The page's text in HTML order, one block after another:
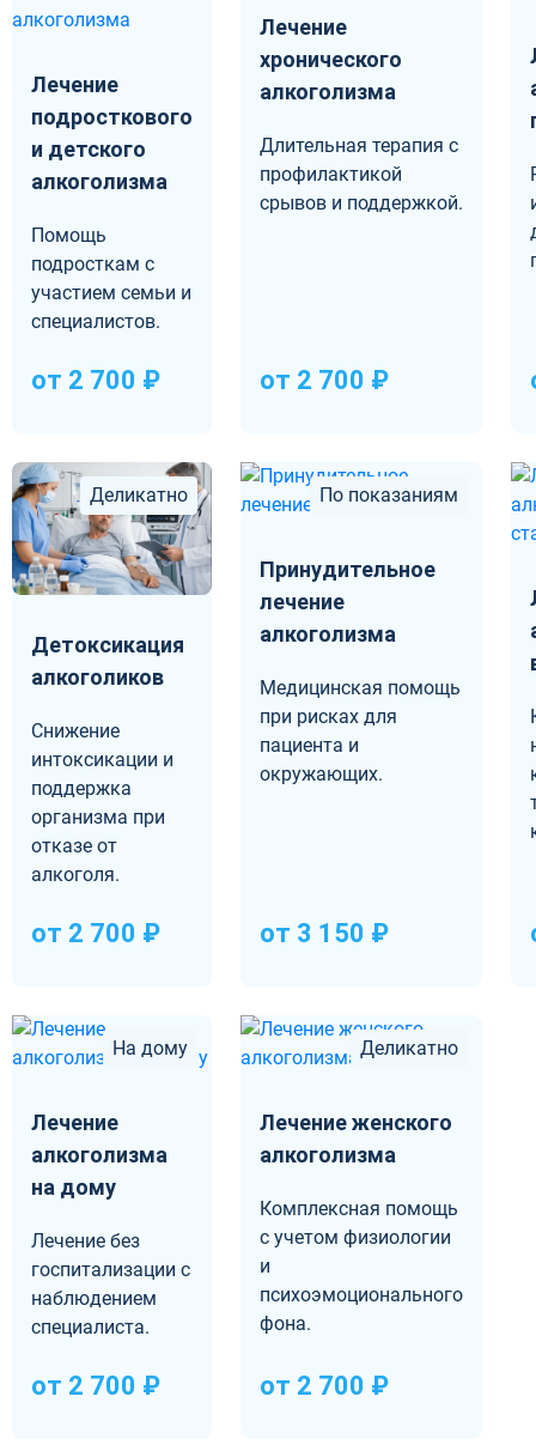
Лечение
подросткового
и детского
алкоголизма
Помощь
подросткам с
участием семьи и
специалистов.
от 2 700 ₽
Лечение
хронического
алкоголизма
Длительная терапия с
профилактикой
срывов и поддержкой.
от 2 700 ₽
Деликатно
Детоксикация
алкоголиков
Снижение
интоксикации и
поддержка
организма при
отказе от
алкоголя.
от 2 700 ₽
По показаниям
Принудительное
лечение
алкоголизма
Медицинская помощь
при рисках для
пациента и
окружающих.
от 3 150 ₽
На дому
Лечение
алкоголизма
на дому
Лечение без
госпитализации с
наблюдением
специалиста.
от 2 700 ₽
Деликатно
Лечение женского
алкоголизма
Комплексная помощь
с учетом физиологии
и
психоэмоционального
фона.
от 2 700 ₽